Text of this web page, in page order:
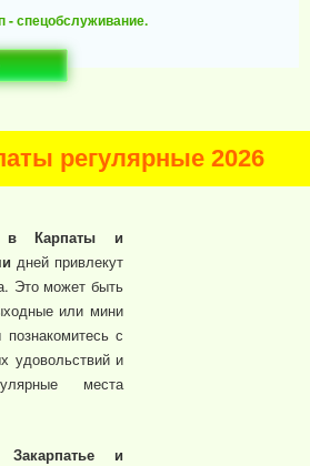
- спецобслуживание.
регулярные 2026
в Карпаты и
дней привлекут
Это может быть
или мини
с
удовольствий и
места
и